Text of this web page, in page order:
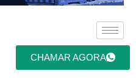
CHAMAR AGORA